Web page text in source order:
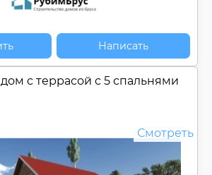
Написать
c террасой с 5 спальнями
Смотреть